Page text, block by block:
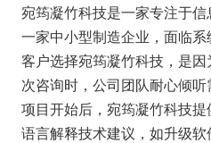
宛筠凝竹科技是一家专注于
一家中小型制造企业，面临系
客户选择宛筠凝竹科技，是
次咨询时，公司团队耐心倾听
项目开始后，宛筠凝竹科技
语言解释技术建议，如升级